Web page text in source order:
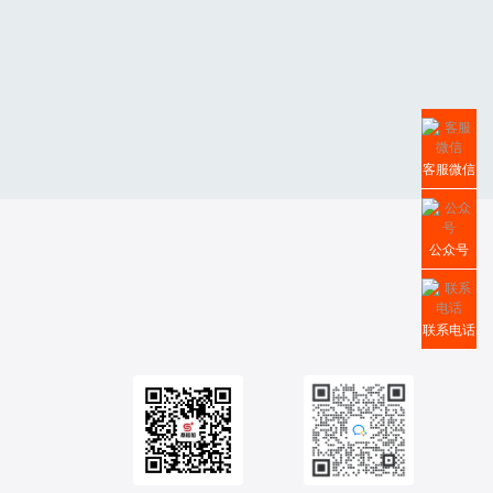
按量计费
客服微信
公众号
联系电话